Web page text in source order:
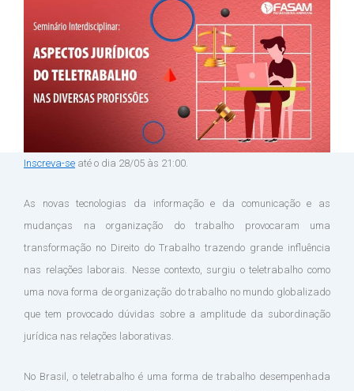
Inscreva-se até o dia 28/05 às 21:00.
As novas tecnologias da informação e da comunicação e as
mudanças na organização do trabalho provocaram uma
transformação no Direito do Trabalho trazendo grande influência
nas relações laborais. Nesse contexto, surgiu o teletrabalho como
uma nova forma de organização do trabalho no mundo globalizado
que tem provocado dúvidas sobre a amplitude da subordinação
jurídica nas relações laborativas.
No Brasil, o teletrabalho é uma forma de trabalho desempenhada